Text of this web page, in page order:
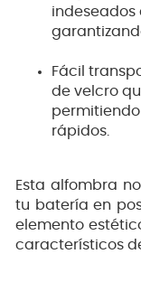
indeseados
Fácil
de velcro
rápidos.
Esta alfombra
tu batería en
elemento
característicos